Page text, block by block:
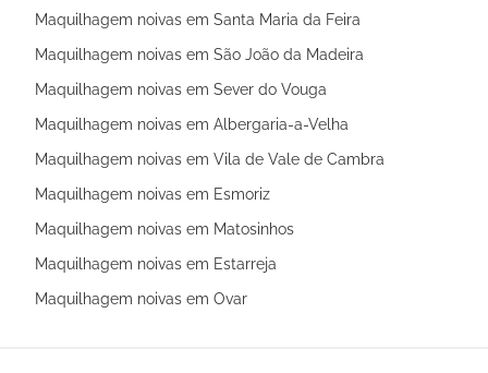
Maquilhagem noivas em Santa Maria da Feira
Maquilhagem noivas em São João da Madeira
Maquilhagem noivas em Sever do Vouga
Maquilhagem noivas em Albergaria-a-Velha
Maquilhagem noivas em Vila de Vale de Cambra
Maquilhagem noivas em Esmoriz
Maquilhagem noivas em Matosinhos
Maquilhagem noivas em Estarreja
Maquilhagem noivas em Ovar